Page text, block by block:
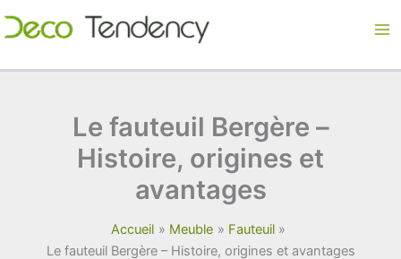
au
Le fauteuil Bergère –
Histoire, origines et
avantages
Accueil Meuble
Fauteuil
Le fauteuil Bergère – Histoire, origines et avantages